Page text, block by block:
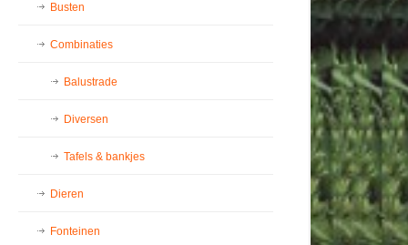
Busten
Combinaties
Balustrade
Diversen
Tafels & bankjes
Dieren
Fonteinen